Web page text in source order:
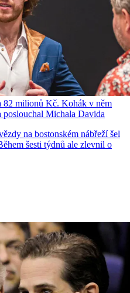
82 milionů Kč. Kohák v něm
poslouchal Michala Davida
na bostonském nábřeží šel
šesti týdnů ale zlevnil o